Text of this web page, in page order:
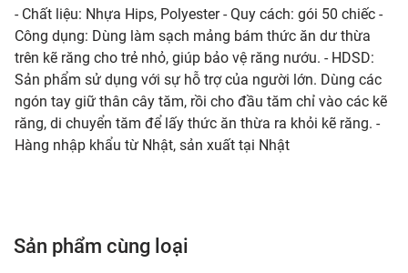
- Chất liệu: Nhựa Hips, Polyester - Quy cách: gói 50 chiếc -
Công dụng: Dùng làm sạch mảng bám thức ăn dư thừa
trên kẽ răng cho trẻ nhỏ, giúp bảo vệ răng nướu. - HDSD:
Sản phẩm sử dụng với sự hỗ trợ của người lớn. Dùng các
ngón tay giữ thân cây tăm, rồi cho đầu tăm chỉ vào các kẽ
răng, di chuyển tăm để lấy thức ăn thừa ra khỏi kẽ răng. -
Hàng nhập khẩu từ Nhật, sản xuất tại Nhật
Sản phẩm cùng loại